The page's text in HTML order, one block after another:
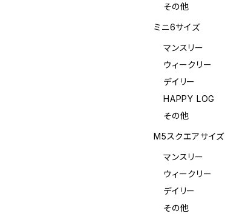
その他
ミニ6サイズ
マンスリー
ウィークリー
デイリー
HAPPY LOG
その他
M5スクエアサイズ
マンスリー
ウィークリー
デイリー
その他